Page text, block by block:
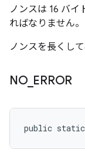
ノンスは 16 バ
ればなりません。
ノンスを長くして
NO_ ERROR
public